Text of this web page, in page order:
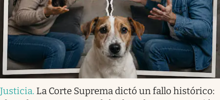
Justicia. La Corte Suprema dictó un fallo histórico: